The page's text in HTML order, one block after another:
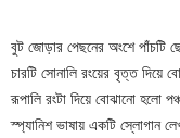
বুট জোড়ার পেছনের অংশে পাঁচটি
চারটি সোনালি রংয়ের বৃত্ত দিয়ে
রূপালি রংটা দিয়ে বোঝানো হলো
স্প্যানিশ ভাষায় একটি স্লোগান